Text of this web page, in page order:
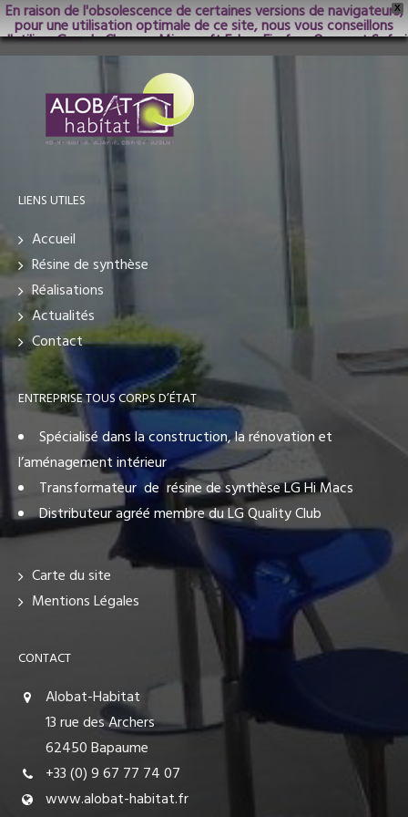
X
En raison de l'obsolescence de certaines versions de navigateurs,
pour une utilisation optimale de ce site, nous vous conseillons
d'utiliser Google Chrome; Microsoft Edge, Firefox, Opera et Safari
dans les versions les plus récentes.
LIENS UTILES
Accueil
Résine de synthèse
Réalisations
Actualités
Contact
ENTREPRISE TOUS CORPS D’ÉTAT
Spécialisé dans la construction, la rénovation et
l’aménagement intérieur
Transformateur de résine de synthèse LG Hi Macs
Distributeur agréé membre du LG Quality Club
Carte du site
Mentions Légales
CONTACT
Alobat-Habitat
13 rue des Archers
62450 Bapaume
+33 (0) 9 67 77 74 07
www.alobat-habitat.fr